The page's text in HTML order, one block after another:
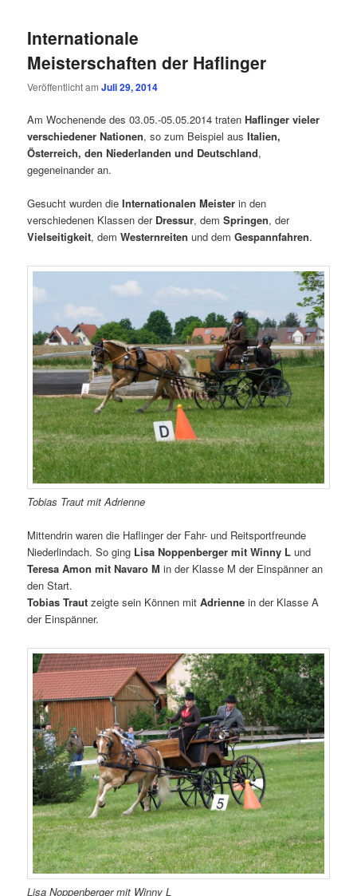
Internationale
Meisterschaften der Haflinger
Veröffentlicht amJuli 29, 2014
Am Wochenende des 03.05.-05.05.2014 tratenHaflinger vieler
verschiedener Nationen, so zum Beispiel aus Italien,
Österreich, den Niederlanden und Deutschland,
gegeneinander an.
Gesucht wurden dieInternationalen Meister in den
verschiedenen Klassen derDressur, demSpringen, der
Vielseitigkeit, demWesternreiten und demGespannfahren.
Tobias Traut mit Adrienne
Mittendrin waren die Haflinger der Fahr- und Reitsportfreunde
Niederlindach. So ging Lisa Noppenberger mit Winny L und
Teresa Amon mit Navaro M in der Klasse M der Einspänner an
den Start.
Tobias Traut zeigte sein Können mitAdrienne in der Klasse A
der Einspänner.
Lisa Noppenberger mit Winny L